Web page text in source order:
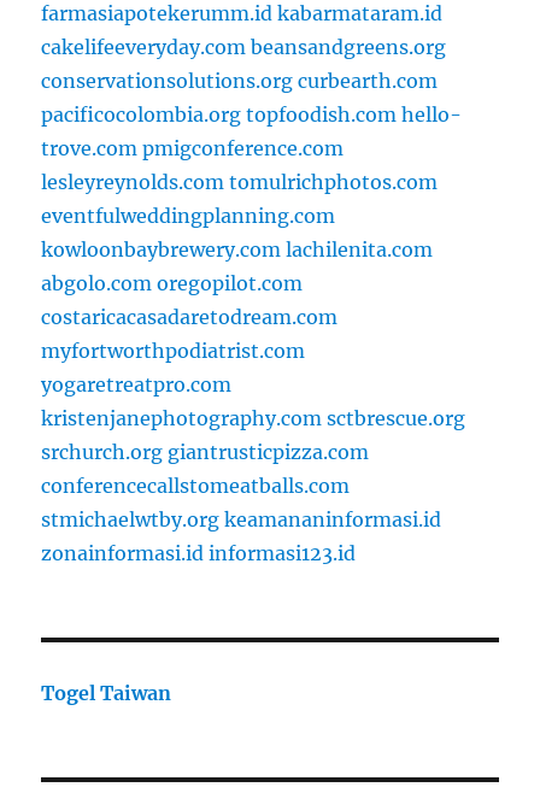
farmasiapotekerumm.id kabarmataram.id
cakelifeeveryday.com beansandgreens.org
conservationsolutions.org curbearth.com
pacificocolombia.org topfoodish.com hello-
trove.com pmigconference.com
lesleyreynolds.com tomulrichphotos.com
eventfulweddingplanning.com
kowloonbaybrewery.com lachilenita.com
abgolo.com oregopilot.com
costaricacasadaretodream.com
myfortworthpodiatrist.com
yogaretreatpro.com
kristenjanephotography.com sctbrescue.org
srchurch.org giantrusticpizza.com
conferencecallstomeatballs.com
stmichaelwtby.org keamananinformasi.id
zonainformasi.id informasi123.id
Togel Taiwan